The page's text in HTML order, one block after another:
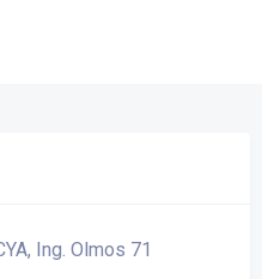
Ing. Olmos 71